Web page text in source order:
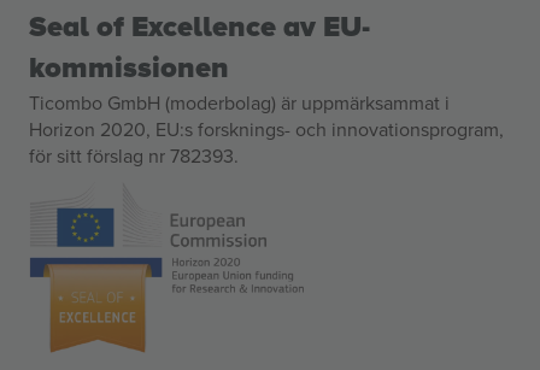
Seal of Excellence av EU-
kommissionen
Ticombo GmbH (moderbolag) är uppmärksammat i
Horizon 2020, EU:s forsknings- och innovationsprogram,
för sitt förslag nr 782393.